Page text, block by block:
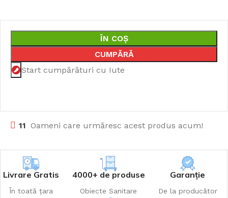
ÎN COȘ
CUMPĂRĂ
Start cumpărături cu Iute
11 Oameni care urmăresc acest produs acum!
Livrare Gratis
În toată țara
4000+ de produse
Obiecte Sanitare
Garanție
De la producător